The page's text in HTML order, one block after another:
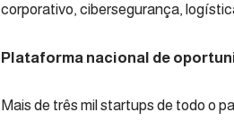
corporativo, cibersegurança,
Plataforma nacional de
Mais de três mil startups de todo o